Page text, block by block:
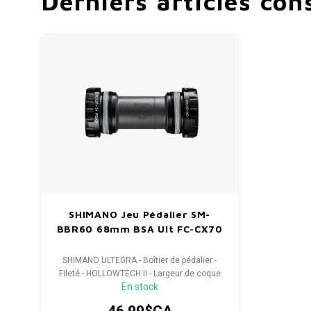
SHIMANO Jeu Pédalier SM-
BBR60 68mm BSA Ult FC-CX70
SHIMANO ULTEGRA - Boîtier de pédalier -
Fileté - HOLLOWTECH II - Largeur de coque
de 68/70 mm
En stock